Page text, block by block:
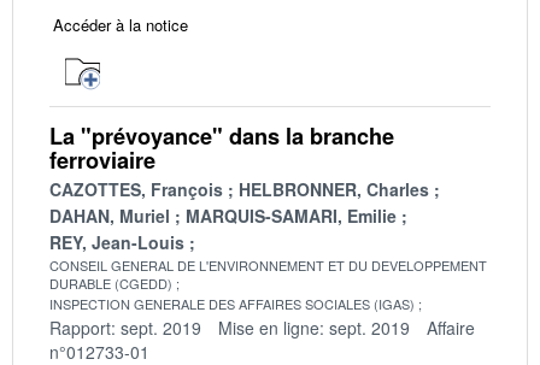
Accéder à la notice
La "prévoyance" dans la branche
ferroviaire
CAZOTTES, François
HELBRONNER, Charles
DAHAN, Muriel
MARQUIS-SAMARI, Emilie
REY, Jean-Louis
CONSEIL GENERAL DE L'ENVIRONNEMENT ET DU DEVELOPPEMENT
DURABLE (CGEDD)
INSPECTION GENERALE DES AFFAIRES SOCIALES (IGAS)
Rapport: sept. 2019 Mise en ligne: sept. 2019
Affaire
n°012733-01